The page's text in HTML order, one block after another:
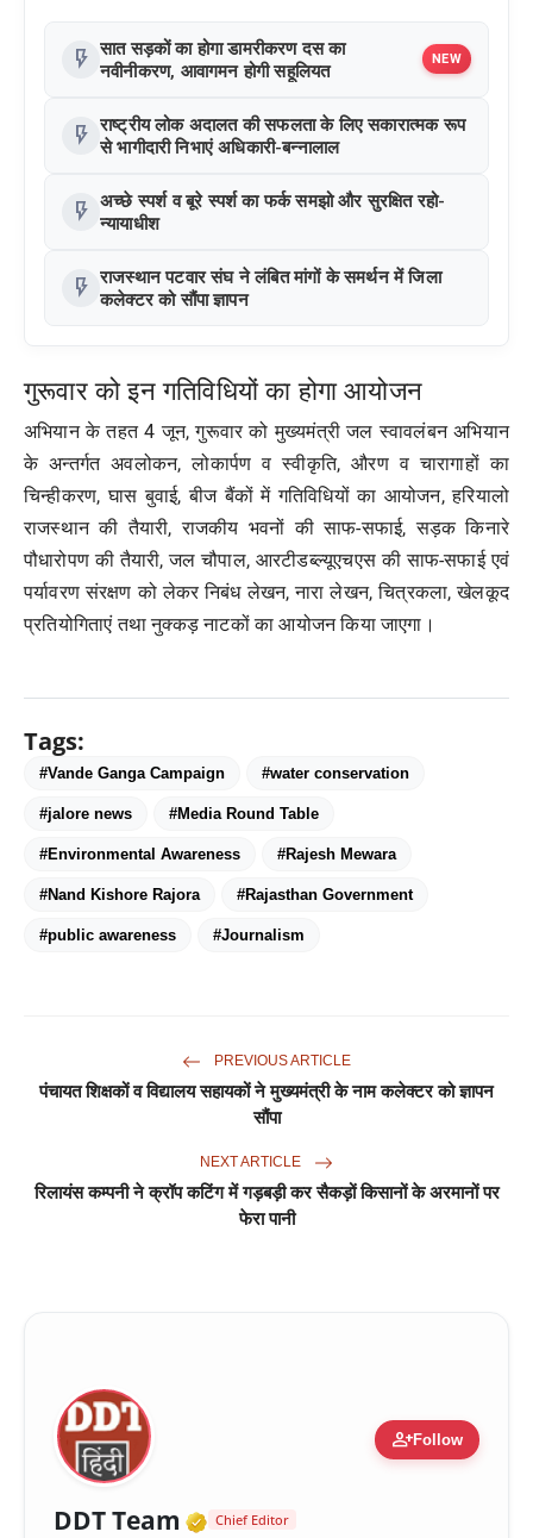
flash_on सात सड़कों का होगा डामरीकरण दस का
नवीनीकरण, आवागमन होगी सहूलियत
NEW
flash_on राष्ट्रीय लोक अदालत की सफलता के लिए सकारात्मक रूप
से भागीदारी निभाएं अधिकारी-बन्नालाल
flash_on अच्छे स्पर्श व बूरे स्पर्श का फर्क समझो और सुरक्षित रहो-
न्यायाधीश
flash_on राजस्थान पटवार संघ ने लंबित मांगों के समर्थन में जिला
कलेक्टर को सौंपा ज्ञापन
गुरूवार को इन गतिविधियों का होगा आयोजन
अभियान के तहत 4 जून, गुरूवार को मुख्यमंत्री जल स्वावलंबन अभियान
के अन्तर्गत अवलोकन, लोकार्पण व स्वीकृति, औरण व चारागाहों का
चिन्हीकरण, घास बुवाई, बीज बैंकों में गतिविधियों का आयोजन, हरियालो
राजस्थान की तैयारी, राजकीय भवनों की साफ-सफाई, सड़क किनारे
पौधारोपण की तैयारी, जल चौपाल, आरटीडब्ल्यूएचएस की साफ-सफाई एवं
पर्यावरण संरक्षण को लेकर निबंध लेखन, नारा लेखन, चित्रकला, खेलकूद
प्रतियोगिताएं तथा नुक्कड़ नाटकों का आयोजन किया जाएगा।
Tags:
#Vande Ganga Campaign #water conservation
#jalore news #Media Round Table
#Environmental Awareness #Rajesh Mewara
#Nand Kishore Rajora #Rajasthan Government
#public awareness #Journalism
PREVIOUS ARTICLE
पंचायत शिक्षकों व विद्यालय सहायकों ने मुख्यमंत्री के नाम कलेक्टर को ज्ञापन
सौंपा
NEXT ARTICLE
रिलायंस कम्पनी ने क्रॉप कटिंग में गड़बड़ी कर सैकड़ों किसानों के अरमानों पर
फेरा पानी
person_addFollow
DDT Team Verified Media or
Chief Editor